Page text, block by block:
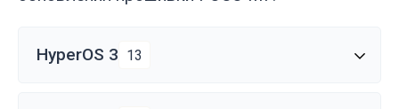
HyperOS 3 13